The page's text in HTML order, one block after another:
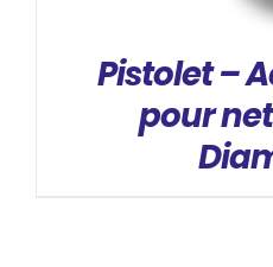
Pistolet –
pour